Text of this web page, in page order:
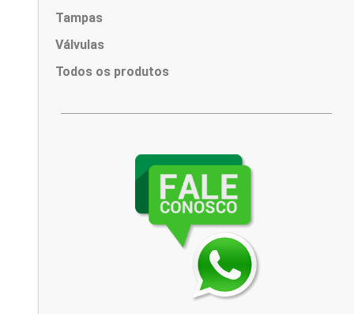
Tampas
Válvulas
Todos os produtos